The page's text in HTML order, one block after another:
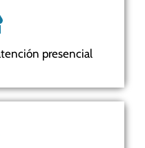
presencial